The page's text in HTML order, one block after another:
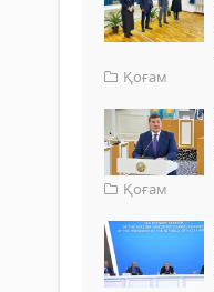
Қоғам
Қоғам